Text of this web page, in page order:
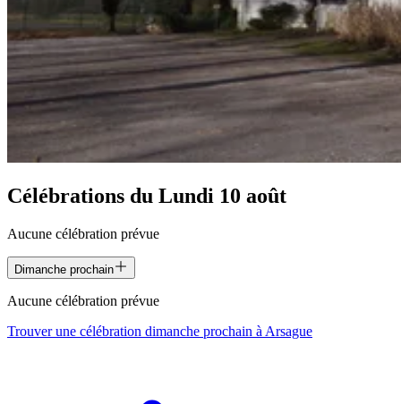
Célébrations du Lundi 10 août
Aucune célébration prévue
Dimanche prochain
Aucune célébration prévue
Trouver une célébration dimanche prochain à Arsague